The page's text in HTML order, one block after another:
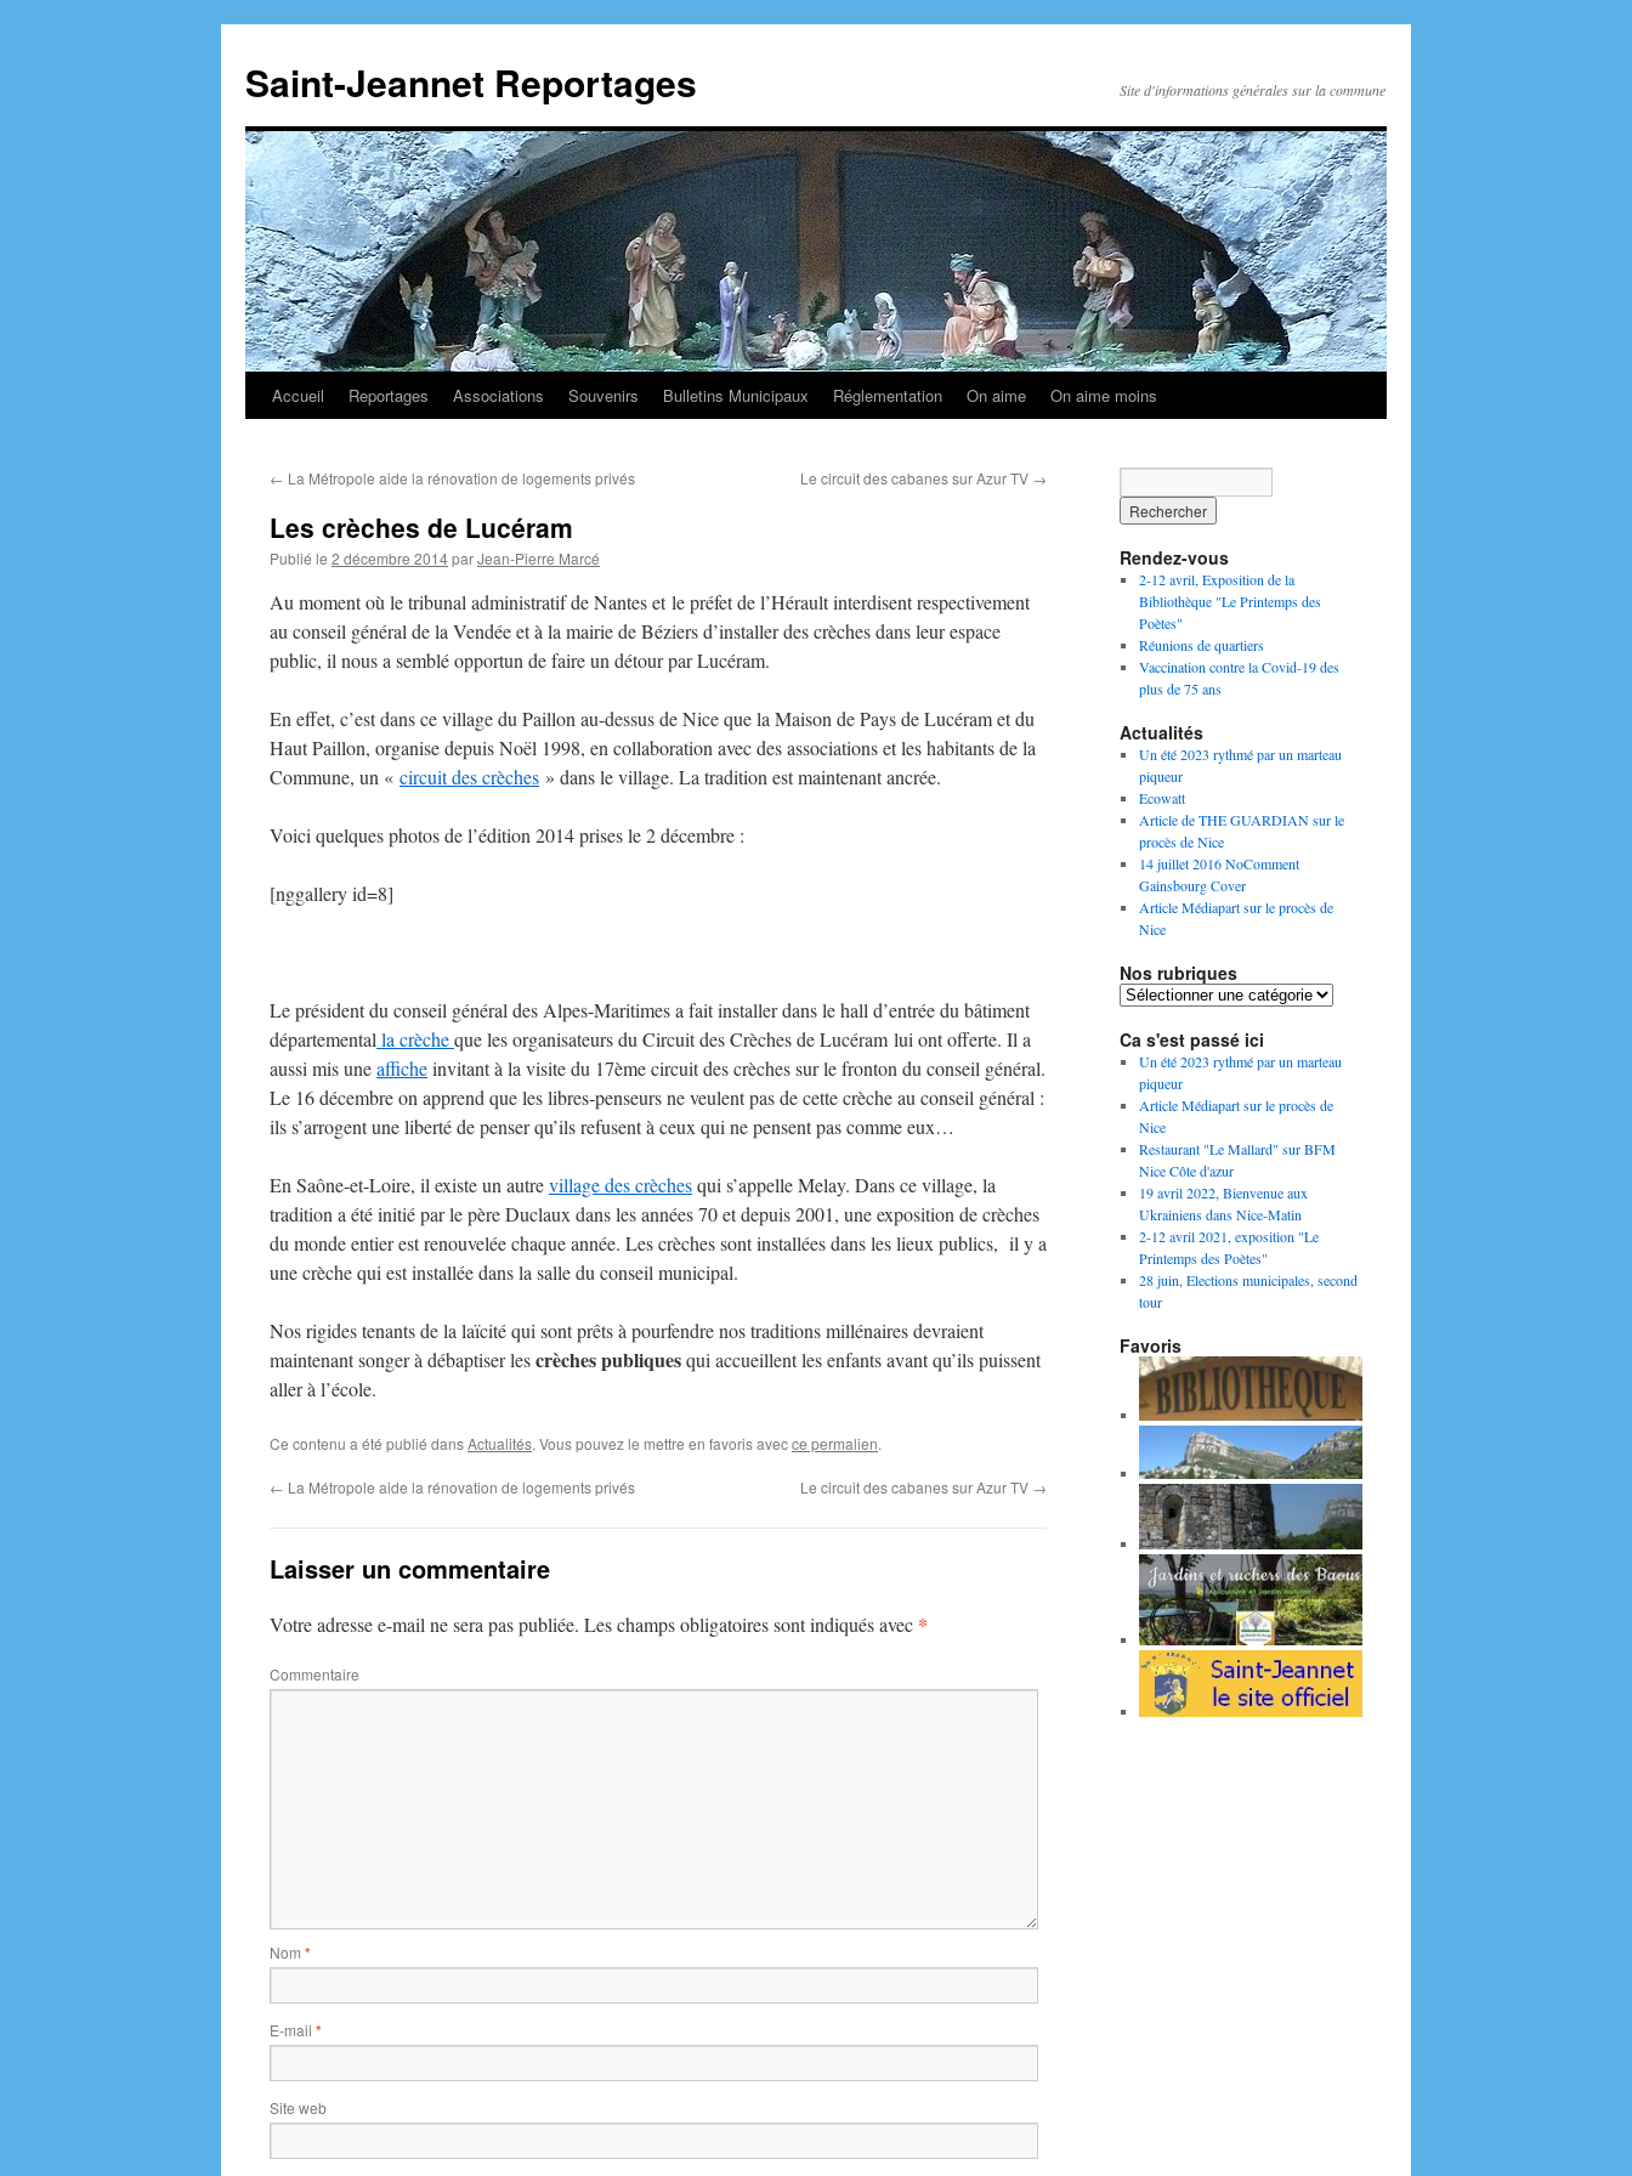
contenu
Saint-Jeannet Reportages Site d'informations générales sur la commune
Accueil Reportages Associations Souvenirs Bulletins Municipaux Réglementation On aime On aime moins
← La Métropole aide la rénovation de logements privés Le circuit des cabanes sur Azur TV →
Les crèches de Lucéram
Publié le 2 décembre 2014parJean-Pierre Marcé
Au moment où le tribunal administratif de Nantes et le préfet de l’Hérault interdisent respectivement
au conseil général de la Vendée et à la mairie de Béziers d’installer des crèches dans leur espace
public, il nous a semblé opportun de faire un détour par Lucéram.
En effet, c’est dans ce village du Paillon au-dessus de Nice que la Maison de Pays de Lucéram et du
Haut Paillon, organise depuis Noël 1998, en collaboration avec des associations et les habitants de la
Commune, un « circuit des crèches » dans le village. La tradition est maintenant ancrée.
Voici quelques photos de l’édition 2014 prises le 2 décembre :
[nggallery id=8]
Le président du conseil général des Alpes-Maritimes a fait installer dans le hall d’entrée du bâtiment
départemental la crècheque les organisateurs du Circuit des Crèches de Lucéram lui ont offerte. Il a
aussi mis uneafficheinvitant à la visite du 17ème circuit des crèches sur le fronton du conseil général.
Le 16 décembre on apprend que les libres‑penseurs ne veulent pas de cette crèche au conseil général :
ils s’arrogent une liberté de penser qu’ils refusent à ceux qui ne pensent pas comme eux…
En Saône-et-Loire, il existe un autrevillage des crèchesqui s’appelle Melay. Dans ce village, la
tradition a été initié par le père Duclaux dans les années 70 et depuis 2001, une exposition de crèches
du monde entier est renouvelée chaque année. Les crèches sont installées dans les lieux publics, il y a
une crèche qui est installée dans la salle du conseil municipal.
Nos rigides tenants de la laïcité qui sont prêts à pourfendre nos traditions millénaires devraient
maintenant songer à débaptiser lescrèches publiquesqui accueillent les enfants avant qu’ils puissent
aller à l’école.
Ce contenu a été publié dansActualités. Vous pouvez le mettre en favoris avecce permalien.
← La Métropole aide la rénovation de logements privés Le circuit des cabanes sur Azur TV →
Laisser un commentaire
Votre adresse e-mail ne sera pas publiée. Les champs obligatoires sont indiqués avec *
Commentaire
Nom *
E-mail *
Site web
Rendez-vous
2-12 avril, Exposition de la
Bibliothèque "Le Printemps des
Poètes"
Réunions de quartiers
Vaccination contre la Covid-19 des
plus de 75 ans
Actualités
Un été 2023 rythmé par un marteau
piqueur
Ecowatt
Article de THE GUARDIAN sur le
procès de Nice
14 juillet 2016 NoComment
Gainsbourg Cover
Article Médiapart sur le procès de
Nice
Nos rubriques
Nos
Ca s'est passé ici
Un été 2023 rythmé par un marteau
piqueur
Article Médiapart sur le procès de
Nice
Restaurant "Le Mallard" sur BFM
Nice Côte d'azur
19 avril 2022, Bienvenue aux
Ukrainiens dans Nice-Matin
2-12 avril 2021, exposition "Le
Printemps des Poètes"
28 juin, Elections municipales, second
tour
Favoris